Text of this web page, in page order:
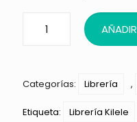
Categorías: Librería ,
Etiqueta: Librería Kilele